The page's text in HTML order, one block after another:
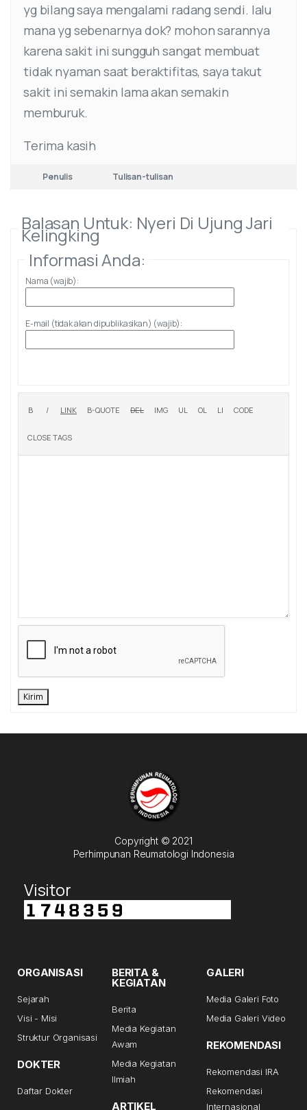
yg bilang saya mengalami radang sendi. lalu
mana yg sebenarnya dok? mohon sarannya
karena sakit ini sungguh sangat membuat
tidak nyaman saat beraktifitas, saya takut
sakit ini semakin lama akan semakin
memburuk.
Terima kasih
Penulis Tulisan-tulisan
Balasan Untuk: Nyeri Di Ujung Jari
Kelingking
Informasi Anda:
Nama (wajib):
E-mail (tidak akan dipublikasikan) (wajib):
Kirim
Copyright © 2021
Perhimpunan Reumatologi Indonesia
Visitor
ORGANISASI
Sejarah
Visi - Misi
Struktur Organisasi
DOKTER
Daftar Dokter
BERITA &
KEGIATAN
Berita
Media Kegiatan
Awam
Media Kegiatan
Ilmiah
ARTIKEL
GALERI
Media Galeri Foto
Media Galeri Video
REKOMENDASI
Rekomendasi IRA
Rekomendasi
Internasional